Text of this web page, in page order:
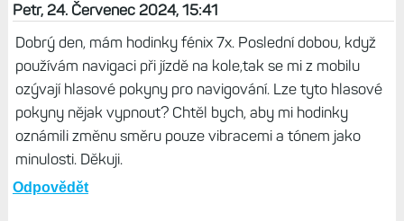
Petr, 24. Červenec 2024, 15:41
Dobrý den, mám hodinky fénix 7x. Poslední dobou, když
používám navigaci při jízdě na kole,tak se mi z mobilu
ozývají hlasové pokyny pro navigování. Lze tyto hlasové
pokyny nějak vypnout? Chtěl bych, aby mi hodinky
oznámili změnu směru pouze vibracemi a tónem jako
minulosti. Děkuji.
Odpovědět